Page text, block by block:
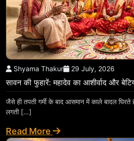
Shyama Thakur 29 July, 2026
सावन की फुहारें: महादेव का आशीर्वाद और
जैसे ही तपती गर्मी के बाद आसमान में काले बादल
लगती […]
Read More